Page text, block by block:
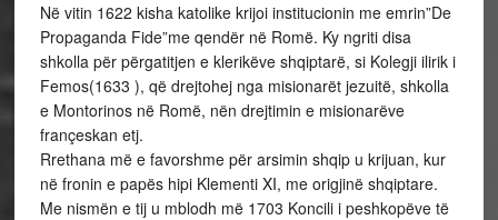
Në vitin 1622 kisha katolike krijoi institucionin me emrin”De
Propaganda Fide”me qendër në Romë. Ky ngriti disa
shkolla për përgatitjen e klerikëve shqiptarë, si Kolegji ilirik i
Femos(1633 ), që drejtohej nga misionarët jezuitë, shkolla
e Montorinos në Romë, nën drejtimin e misionarëve
françeskan etj.
Rrethana më e favorshme për arsimin shqip u krijuan, kur
në fronin e papës hipi Klementi XI, me origjinë shqiptare.
Me nismën e tij u mblodh më 1703 Koncili i peshkopëve të